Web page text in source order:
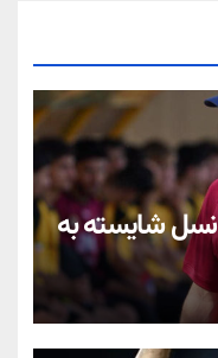
شایسته به